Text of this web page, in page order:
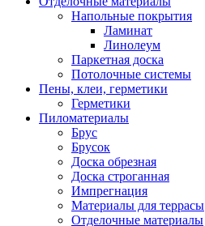
Напольные покрытия
Ламинат
Линолеум
Паркетная доска
Потолочные системы
Пены, клеи, герметики
Герметики
Пиломатериалы
Брус
Брусок
Доска обрезная
Доска строганная
Импрегнация
Материалы для террасы
Отделочные материалы